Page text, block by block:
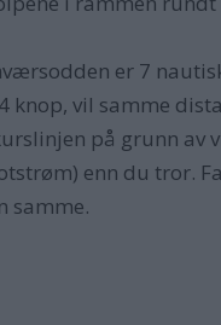
er 7
vil samme
på grunn av
enn du tror.
samme.